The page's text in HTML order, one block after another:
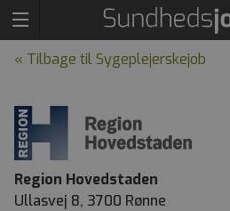
« Tilbage til Sygeplejerskejob
Region Hovedstaden
Ullasvej 8, 3700 Rønne